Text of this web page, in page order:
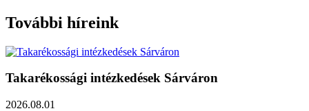
További híreink
Takarékossági intézkedések Sárváron
2026.08.01